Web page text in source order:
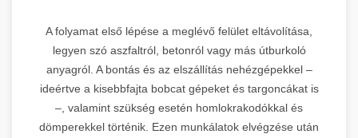
A folyamat első lépése a meglévő felület eltávolítása,
legyen szó aszfaltról, betonról vagy más útburkoló
anyagról. A bontás és az elszállítás nehézgépekkel –
ideértve a kisebbfajta bobcat gépeket és targoncákat is
–, valamint szükség esetén homlokrakodókkal és
dömperekkel történik. Ezen munkálatok elvégzése után